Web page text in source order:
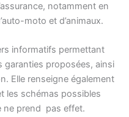
notamment en
moto et d’animaux.
informatifs permettant
garanties proposées, ainsi
Elle renseigne également
les schémas possibles
ne prend pas effet.